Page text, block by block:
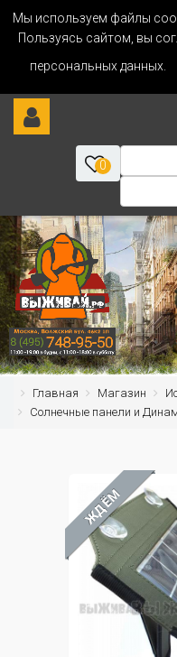
Мы используем файлы
Пользуясь сайтом, вы
персональных данных.
0
Главная Магазин
Солнечные панели и
ЖДЁМ